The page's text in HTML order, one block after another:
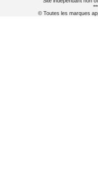
© Toutes les marques